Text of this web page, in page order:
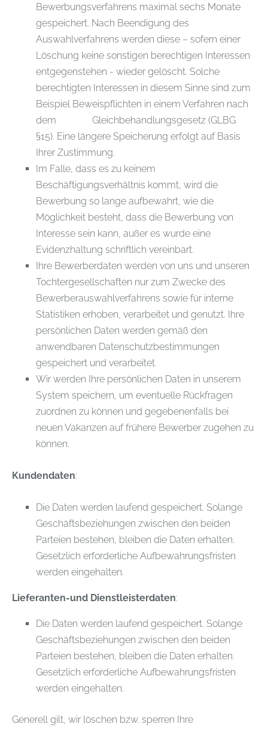
Bewerbungsverfahrens maximal sechs Monate
gespeichert. Nach Beendigung des
Auswahlverfahrens werden diese – sofern einer
Löschung keine sonstigen berechtigen Interessen
entgegenstehen - wieder gelöscht. Solche
berechtigten Interessen in diesem Sinne sind zum
Beispiel Beweispflichten in einem Verfahren nach
dem Gleichbehandlungsgesetz (GLBG
§15). Eine längere Speicherung erfolgt auf Basis
Ihrer Zustimmung.
Im Falle, dass es zu keinem
Beschäftigungsverhältnis kommt, wird die
Bewerbung so lange aufbewahrt, wie die
Möglichkeit besteht, dass die Bewerbung von
Interesse sein kann, außer es wurde eine
Evidenzhaltung schriftlich vereinbart.
Ihre Bewerberdaten werden von uns und unseren
Tochtergesellschaften nur zum Zwecke des
Bewerberauswahlverfahrens sowie für interne
Statistiken erhoben, verarbeitet und genutzt. Ihre
persönlichen Daten werden gemäß den
anwendbaren Datenschutzbestimmungen
gespeichert und verarbeitet.
Wir werden Ihre persönlichen Daten in unserem
System speichern, um eventuelle Rückfragen
zuordnen zu können und gegebenenfalls bei
neuen Vakanzen auf frühere Bewerber zugehen zu
können.
Kundendaten:
Die Daten werden laufend gespeichert. Solange
Geschäftsbeziehungen zwischen den beiden
Parteien bestehen, bleiben die Daten erhalten.
Gesetzlich erforderliche Aufbewahrungsfristen
werden eingehalten.
Lieferanten-und Dienstleisterdaten:
Die Daten werden laufend gespeichert. Solange
Geschäftsbeziehungen zwischen den beiden
Parteien bestehen, bleiben die Daten erhalten.
Gesetzlich erforderliche Aufbewahrungsfristen
werden eingehalten.
Generell gilt, wir löschen bzw. sperren Ihre